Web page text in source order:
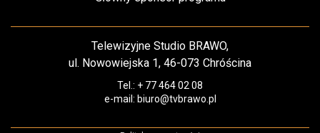
Telewizyjne Studio BRAWO,
ul. Nowowiejska 1, 46-073 Chróścina
Tel.: + 77 464 02 08
e-mail: biuro@tvbrawo.pl